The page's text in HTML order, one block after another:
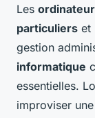
Les
particuliers et
gestion
informatique
essentielles.
improviser